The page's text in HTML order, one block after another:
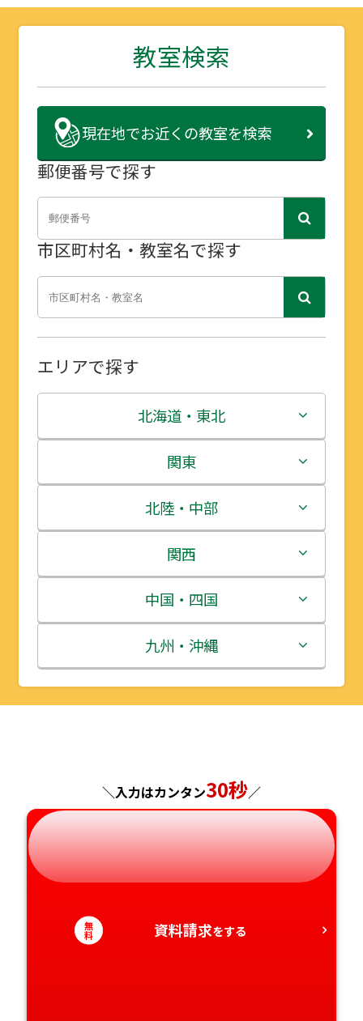
教室検索
現在地でお近くの教室を検索
郵便番号で探す
市区町村名・教室名で探す
エリアで探す
北海道・東北
北海道
青森県
岩手県
宮城県
秋田県
山形県
関東
茨城県
栃木県
群馬県
埼玉県
千葉県
北陸・中部
新潟県
富山県
石川県
福井県
静岡県
関西
三重県
滋賀県
京都府
奈良県
和歌山県
中国・四国
鳥取県
島根県
山口県
徳島県
九州・沖縄
福岡県
熊本県
大分県
＼入力はカンタン30秒／
無
料 資料請求をする